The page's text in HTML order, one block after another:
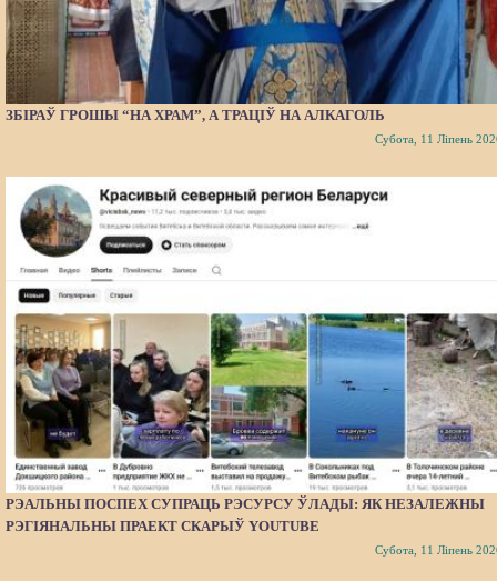
ЗБІРАЎ ГРОШЫ “НА ХРАМ”, А ТРАЦІЎ НА АЛКАГОЛЬ
Субота, 11 Ліпень
РЭАЛЬНЫ ПОСПЕХ СУПРАЦЬ РЭСУРСУ ЎЛАДЫ: ЯК НЕЗАЛЕЖНЫ
РЭГІЯНАЛЬНЫ ПРАЕКТ СКАРЫЎ YOUTUBE
Субота, 11 Ліпень